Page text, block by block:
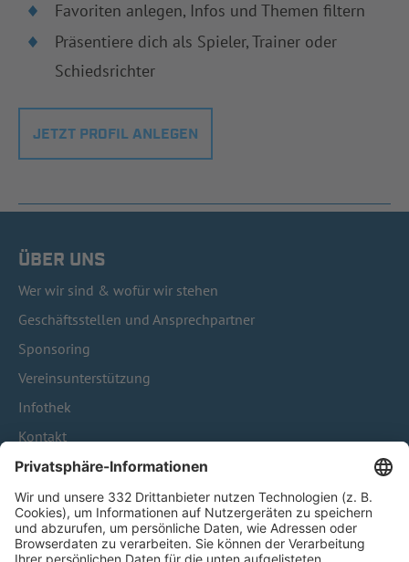
Favoriten anlegen, Infos und Themen filtern
Präsentiere dich als Spieler, Trainer oder
Schiedsrichter
JETZT PROFIL ANLEGEN
ÜBER UNS
Wer wir sind & wofür wir stehen
Geschäftsstellen und Ansprechpartner
Sponsoring
Vereinsunterstützung
Infothek
Kontakt
HÄUFIG BESUCHTE SEITEN
Pässe und Vereinswechsel
Trainerausbildung